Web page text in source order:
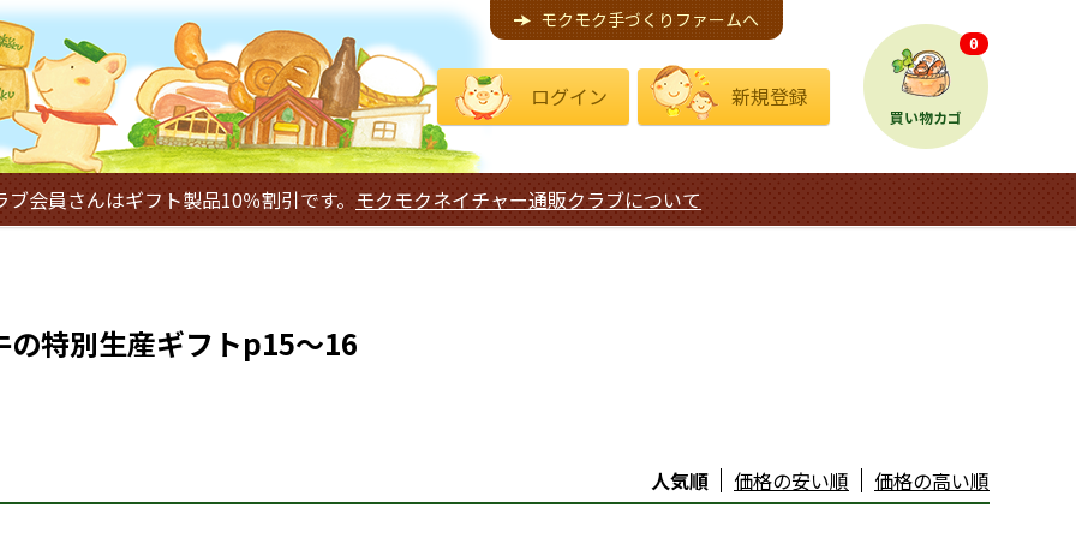
モクモク手づくりファームへ
ログイン 新規登録
買い物カゴ
0
会員さんはギフト製品10％割引です。 モクモクネイチャー通販クラブについて
の特別生産ギフトp15～16
人気順 価格の安い順 価格の高い順